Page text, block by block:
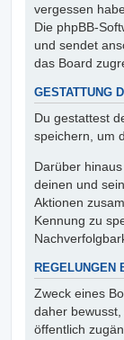
vergessen
Die phpBB-
und sendet
das Board
GESTATTUNG
Du gestattest
speichern, um
Darüber
deinen und
Aktionen
Kennung zu
REGELUNGEN
Zweck eines
daher
öffentlich